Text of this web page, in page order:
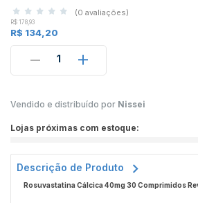
(0 avaliações)
R$ 178,93
R$ 134,20
1
Vendido e distribuído por Nissei
Lojas próximas com estoque:
Descrição de Produto
Rosuvastatina Cálcica 40mg 30 Comprimidos